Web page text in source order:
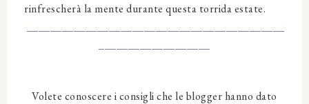
rinfrescherà la mente durante questa torrida estate.
Volete conoscere i consigli che le blogger hanno dato